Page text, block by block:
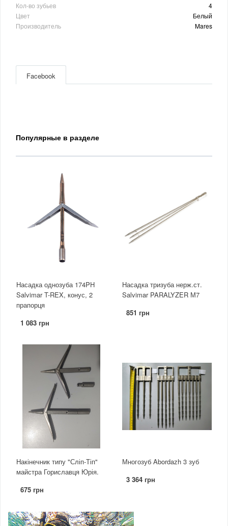
Кол-во зубьев
4
Цвет
Белый
Производитель
Mares
Facebook
Популярные в разделе
Насадка однозуба 174PH
Salvimar T-REX, конус, 2
прапорця
1 083 грн
Насадка тризуба нерж.ст.
Salvimar PARALYZER М7
851 грн
Накінечник типу "Сліп-Тіп"
майстра Гориславця Юрія.
675 грн
Многозуб Abordazh 3 зуб
3 364 грн